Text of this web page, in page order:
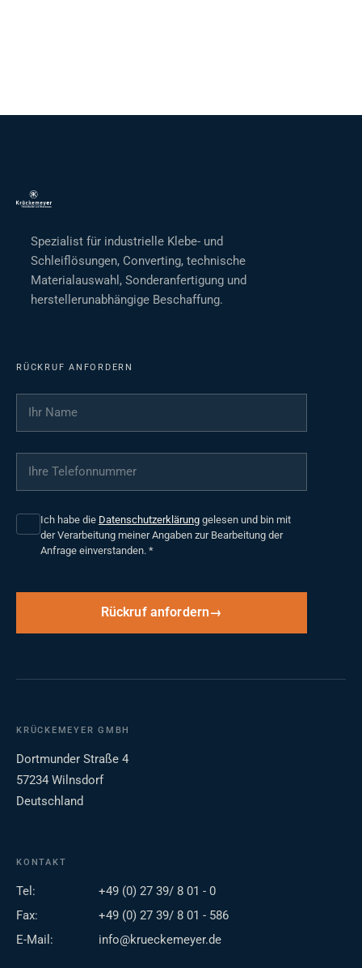
Spezialist für industrielle Klebe- und
Schleiflösungen, Converting, technische
Materialauswahl, Sonderanfertigung und
herstellerunabhängige Beschaffung.
RÜCKRUF ANFORDERN
Ihr Name
Ihre Telefonnummer
Ich habe die Datenschutzerklärung gelesen und bin mit
der Verarbeitung meiner Angaben zur Bearbeitung der
Anfrage einverstanden. *
Rückruf anfordern
KRÜCKEMEYER GMBH
Dortmunder Straße 4
57234 Wilnsdorf
Deutschland
KONTAKT
Tel:
+49 (0) 27 39/ 8 01 - 0
Fax:
+49 (0) 27 39/ 8 01 - 586
E-Mail:
info@krueckemeyer.de